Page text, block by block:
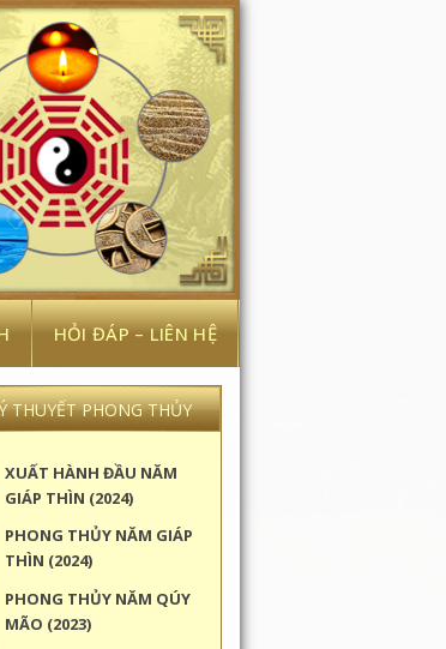
HỎI ĐÁP – LIÊN HỆ
THUYẾT PHONG THỦY
XUẤT HÀNH ĐẦU NĂM
GIÁP THÌN (2024)
PHONG THỦY NĂM GIÁP
THÌN (2024)
PHONG THỦY NĂM QÚY
MÃO (2023)